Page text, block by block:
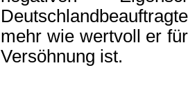
mehr wie wertvoll er
Versöhnung ist.